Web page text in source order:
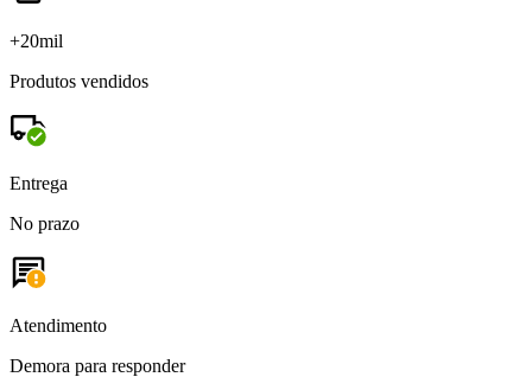
+20mil
Produtos vendidos
Entrega
No prazo
Atendimento
Demora para responder